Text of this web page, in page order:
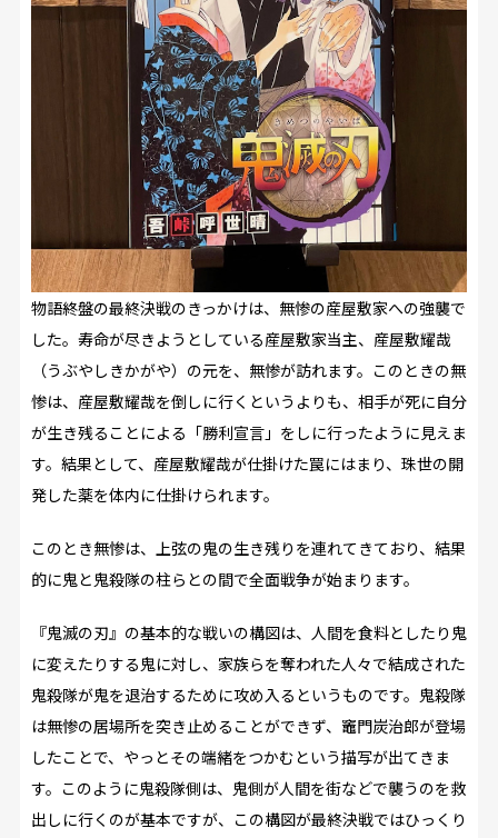
物語終盤の最終決戦のきっかけは、無惨の産屋敷家への強襲で
した。寿命が尽きようとしている産屋敷家当主、産屋敷耀哉
（うぶやしきかがや）の元を、無惨が訪れます。このときの無
惨は、産屋敷耀哉を倒しに行くというよりも、相手が死に自分
が生き残ることによる「勝利宣言」をしに行ったように見えま
す。結果として、産屋敷耀哉が仕掛けた罠にはまり、珠世の開
発した薬を体内に仕掛けられます。
このとき無惨は、上弦の鬼の生き残りを連れてきており、結果
的に鬼と鬼殺隊の柱らとの間で全面戦争が始まります。
『鬼滅の刃』の基本的な戦いの構図は、人間を食料としたり鬼
に変えたりする鬼に対し、家族らを奪われた人々で結成された
鬼殺隊が鬼を退治するために攻め入るというものです。鬼殺隊
は無惨の居場所を突き止めることができず、竈門炭治郎が登場
したことで、やっとその端緒をつかむという描写が出てきま
す。このように鬼殺隊側は、鬼側が人間を街などで襲うのを救
出しに行くのが基本ですが、この構図が最終決戦ではひっくり